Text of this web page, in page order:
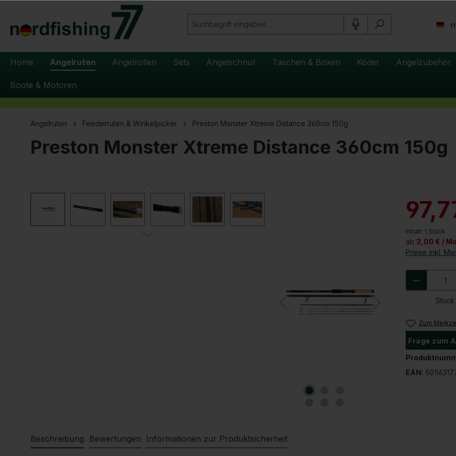
Zur Hauptnavigation springen
Home Angelruten Angelrollen Sets Angelschnur Taschen & Boxen Köder Angelzubehör
Boote & Motoren
Angelruten Feederruten & Winkelpicker Preston Monster Xtreme Distance 360cm 150g
Preston Monster Xtreme Distance 360cm 150g
Inhalt: 1 Stück
ab 3,00 € /
Preise inkl.
Stück
Zum
Frage zum
EAN:
Beschreibung Bewertungen Informationen zur Produktsicherheit